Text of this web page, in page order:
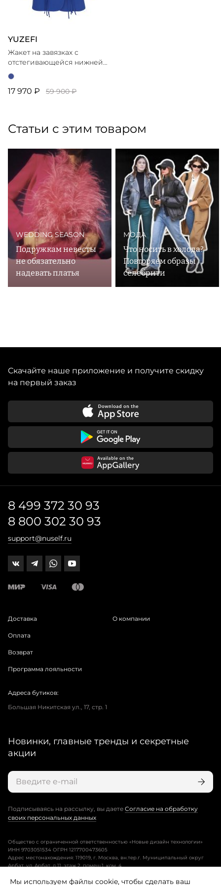
YUZEFI
Жакет на завязках с
отстегивающейся нижней
частью
17 970 ₽ 59 900 ₽
Статьи с этим товаром
WEDDING SEASON
Подружкам невесты
не обязательно
надевать платья
МОДА
Что носить в холода?
Повторяем образы
селебрити
Скачайте наше приложение и получите скидку
на первый заказ
8 499 372 30 93
8 800 302 30 93
support@nuself.ru
Доставка
Оплата
Возврат
Программа лояльности
О компании
Адреса бутиков:
Большая Никитская ул., 17, стр. 1
Новинки, главные тренды и секретные
акции
Подписываясь на рассылку, вы даете Согласие на обработку
своих персональных данных
Общество с ограниченной ответственностью «Новые дизайн технологии»
ИНН 9703051534 ОГРН 1217700473605
Адрес местонахождения: 119019, г. Москва, вн.тер.г. Муниципальный округ
Арбат, ул. Арбат, д.11, этаж 2, помещ.1, ком. 4.
Мы используем файлы cookie, чтобы сделать ваш